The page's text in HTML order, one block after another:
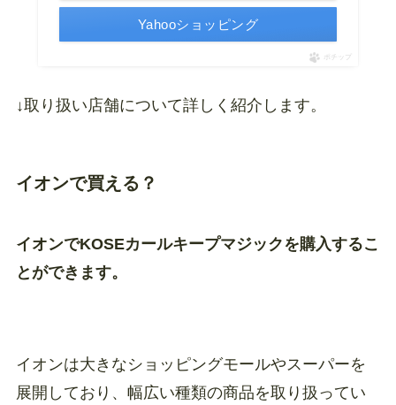
Yahooショッピング
ポチップ
↓取り扱い店舗について詳しく紹介します。
イオンで買える？
イオンでKOSEカールキープマジックを購入するこ
とができます。
イオンは大きなショッピングモールやスーパーを
展開しており、幅広い種類の商品を取り扱ってい